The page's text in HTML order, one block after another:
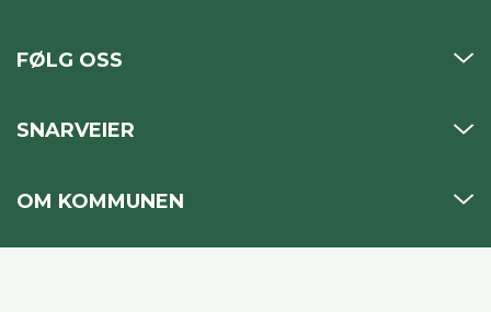
FØLG OSS
SNARVEIER
OM KOMMUNEN